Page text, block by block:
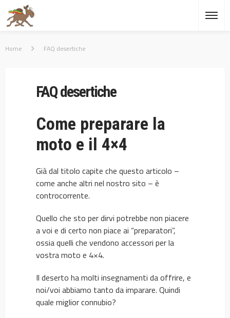
Home FAQ desertiche
FAQ desertiche
Come preparare la
moto e il 4×4
Già dal titolo capite che questo articolo –
come anche altri nel nostro sito – è
controcorrente.
Quello che sto per dirvi potrebbe non piacere
a voi e di certo non piace ai “preparatori”,
ossia quelli che vendono accessori per la
vostra moto e 4×4.
Il deserto ha molti insegnamenti da offrire, e
noi/voi abbiamo tanto da imparare. Quindi
quale miglior connubio?